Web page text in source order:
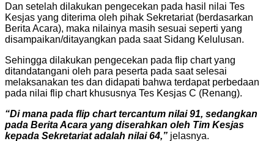
Dan setelah dilakukan pengecekan pada hasil nilai Tes
Kesjas yang diterima oleh pihak Sekretariat (berdasarkan
Berita Acara), maka nilainya masih sesuai seperti yang
disampaikan/ditayangkan pada saat Sidang Kelulusan.
Sehingga dilakukan pengecekan pada flip chart yang
ditandatangani oleh para peserta pada saat selesai
melaksanakan tes dan didapati bahwa terdapat perbedaan
pada nilai flip chart khususnya Tes Kesjas C (Renang).
“Di mana pada flip chart tercantum nilai 91, sedangkan
pada Berita Acara yang diserahkan oleh Tim Kesjas
kepada Sekretariat adalah nilai 64,” jelasnya.